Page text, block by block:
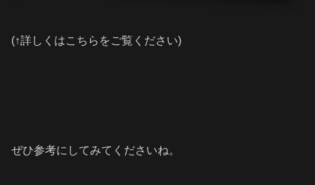
(↑詳しくはこちらをご覧ください)
ぜひ参考にしてみてくださいね。